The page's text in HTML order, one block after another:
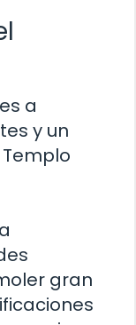
a
y un
gran